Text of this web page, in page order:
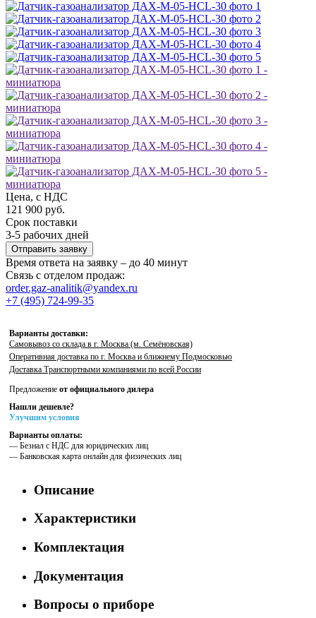
Цена, с НДС
121 900 руб.
Срок поставки
3-5 рабочих дней
Отправить заявку
Время ответа на заявку – до 40 минут
Связь с отделом продаж:
order.gaz-analitik@yandex.ru
+7 (495) 724-99-35
Варианты доставки:
Самовывоз со склада в г. Москва (м. Семёновская)
Оперативная доставка по г. Москва и ближнему Подмосковью
Доставка Транспортными компаниями по всей России
Предложение от официального дилера
Нашли дешевле?
Улучшим условия
Варианты оплаты:
— Безнал с НДС для юридических лиц
— Банковская карта онлайн для физических лиц
Описание
Характеристики
Комплектация
Документация
Вопросы о приборе